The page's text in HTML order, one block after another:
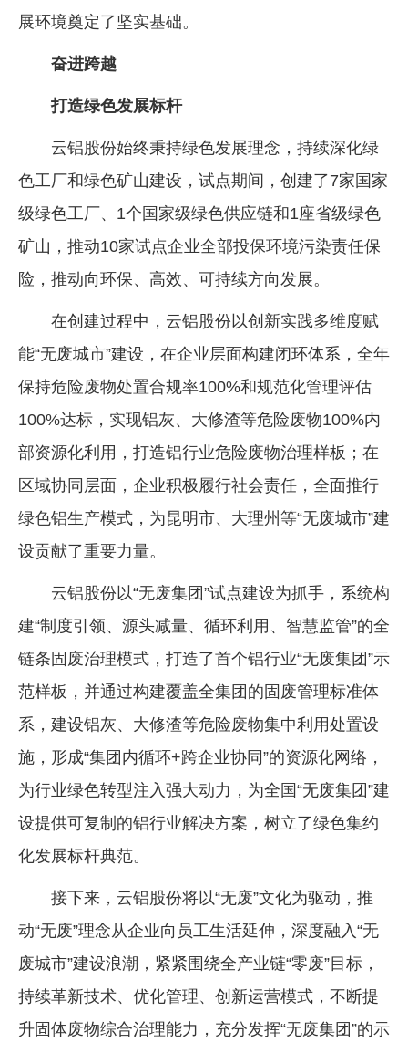
展环境奠定了坚实基础。
奋进跨越
打造绿色发展标杆
云铝股份始终秉持绿色发展理念，持续深化绿
色工厂和绿色矿山建设，试点期间，创建了7家国家
级绿色工厂、1个国家级绿色供应链和1座省级绿色
矿山，推动10家试点企业全部投保环境污染责任保
险，推动向环保、高效、可持续方向发展。
在创建过程中，云铝股份以创新实践多维度赋
能“无废城市”建设，在企业层面构建闭环体系，全年
保持危险废物处置合规率100%和规范化管理评估
100%达标，实现铝灰、大修渣等危险废物100%内
部资源化利用，打造铝行业危险废物治理样板；在
区域协同层面，企业积极履行社会责任，全面推行
绿色铝生产模式，为昆明市、大理州等“无废城市”建
设贡献了重要力量。
云铝股份以“无废集团”试点建设为抓手，系统构
建“制度引领、源头减量、循环利用、智慧监管”的全
链条固废治理模式，打造了首个铝行业“无废集团”示
范样板，并通过构建覆盖全集团的固废管理标准体
系，建设铝灰、大修渣等危险废物集中利用处置设
施，形成“集团内循环+跨企业协同”的资源化网络，
为行业绿色转型注入强大动力，为全国“无废集团”建
设提供可复制的铝行业解决方案，树立了绿色集约
化发展标杆典范。
接下来，云铝股份将以“无废”文化为驱动，推
动“无废”理念从企业向员工生活延伸，深度融入“无
废城市”建设浪潮，紧紧围绕全产业链“零废”目标，
持续革新技术、优化管理、创新运营模式，不断提
升固体废物综合治理能力，充分发挥“无废集团”的示